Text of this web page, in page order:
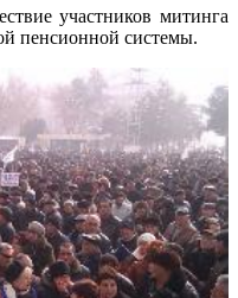
участников митинга
пенсионной системы.